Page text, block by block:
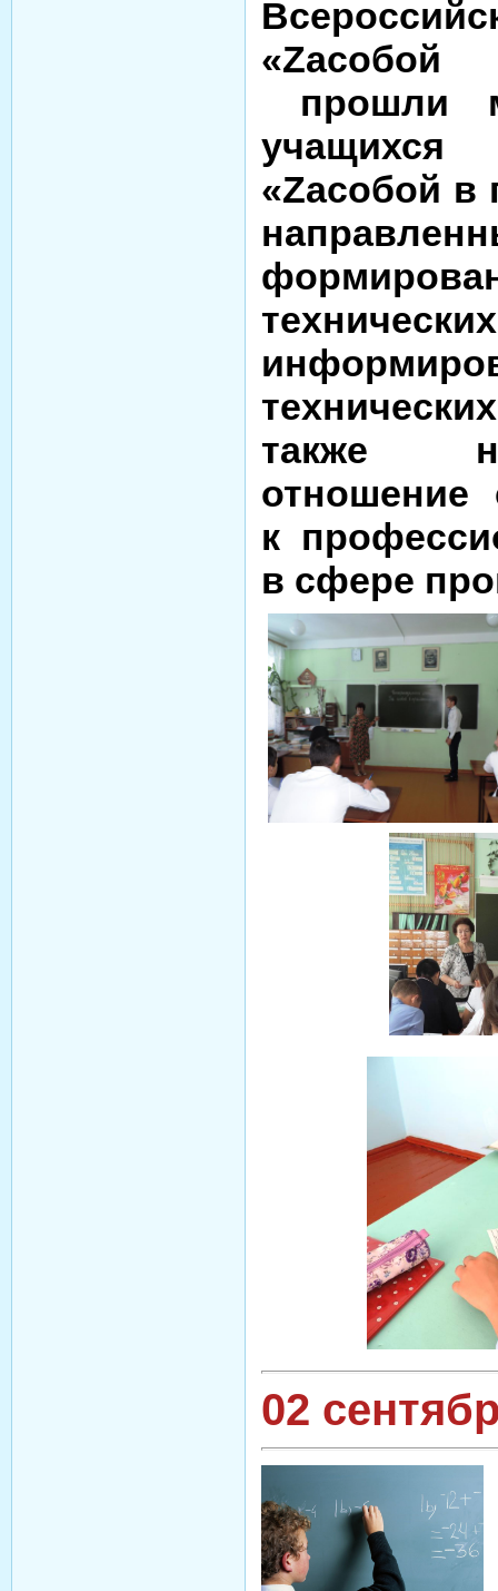
прошли
«Zасобой
также
отношение
к
в сфере
02